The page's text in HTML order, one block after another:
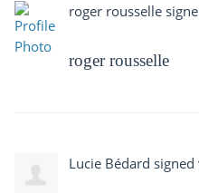
roger rousselle
roger rousselle
Lucie Bédard signed